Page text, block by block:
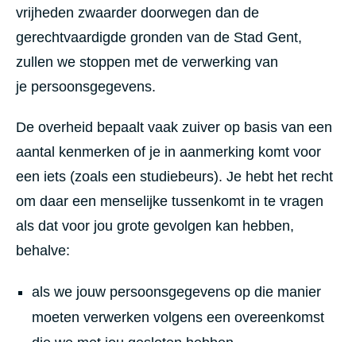
vrijheden zwaarder doorwegen dan de
gerechtvaardigde gronden van de Stad Gent,
zullen we stoppen met de verwerking van
je persoonsgegevens.
De overheid bepaalt vaak zuiver op basis van een
aantal kenmerken of je in aanmerking komt voor
een iets (zoals een studiebeurs). Je hebt het recht
om daar een menselijke tussenkomt in te vragen
als dat voor jou grote gevolgen kan hebben,
behalve:
als we jouw persoonsgegevens op die manier
moeten verwerken volgens een overeenkomst